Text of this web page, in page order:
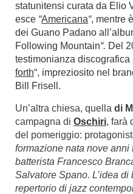
statunitensi curata da Elio
esce “Americana“, mentre
dei Guano Padano
Following Mountain“. Del
testimonianza discografica
forth“, impreziosito nel
Bill Frisell.
Un’altra chiesa, quella di
campagna di Oschiri, farà
del pomeriggio:
formazione nata nove
batterista Francesco
Salvatore Spano. L’idea
repertorio di jazz